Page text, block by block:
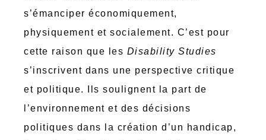
s’émanciper économiquement,
physiquement et socialement. C’est pour
cette raison que les Disability Studies
s’inscrivent dans une perspective critique
et politique. Ils soulignent la part de
l’environnement et des décisions
politiques dans la création d’un handicap,